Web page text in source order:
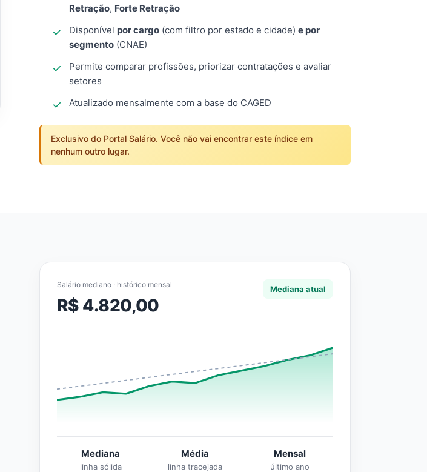
Retração, Forte Retração
Disponível por cargo (com filtro por estado e cidade) e por
segmento (CNAE)
Permite comparar profissões, priorizar contratações e avaliar
setores
Atualizado mensalmente com a base do CAGED
Exclusivo do Portal Salário. Você não vai encontrar este índice em
nenhum outro lugar.
Salário mediano · histórico mensal
R$ 4.820,00
Mediana atual
Mediana
linha sólida
Média
linha tracejada
Mensal
último ano